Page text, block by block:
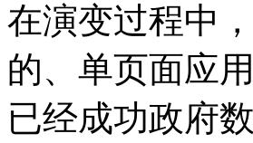
在演变过程中
的、单页面应
已经成功政府